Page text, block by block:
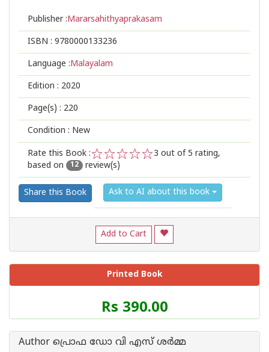
Publisher :Mararsahithyaprakasam
ISBN : 9780000133236
Language :Malayalam
Edition : 2020
Page(s) : 220
Condition : New
Rate this Book :
3
2
1
3 out of 5 rating,
based on
12 review(s)
Share this Book Ask to AI about this book
Add to Cart
Printed Book
Price
of
Book
Rs 390.00
Author പ്രൊഫ ഡോ വി എസ് ശര്‍മ്മ